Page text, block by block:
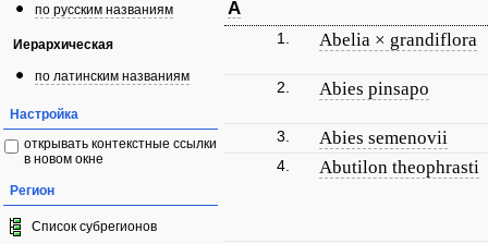
по русским названиям
Иерархическая
по латинским названиям
Настройка
открывать контекстные ссылки
в новом окне
Регион
Список субрегионов
A
1. Abelia × grandiflora
2. Abies pinsapo
3. Abies semenovii
4. Abutilon theophrasti